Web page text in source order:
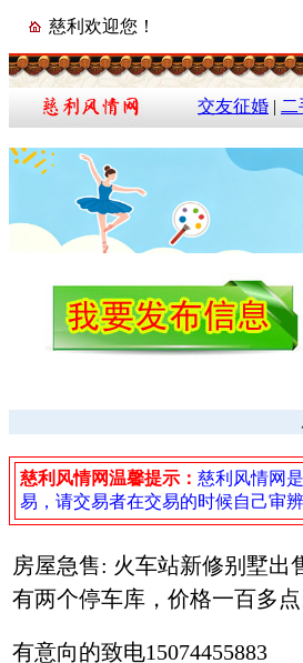
慈利欢迎您！
交友征婚 |
慈利风情网温馨提示： 慈利风情网
易，请交易者在交易的时候自己审
房屋急售: 火车站新修别墅出
有两个停车库，价格一百多点
有意向的致电15074455883